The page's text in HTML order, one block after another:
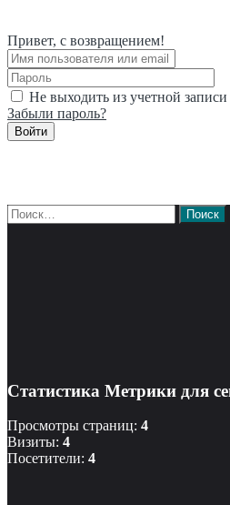
Привет, с возвращением!
Не выходить из учетной записи
Забыли пароль?
Войти
Найти:
Статистика Метрики для
Просмотры страниц: 4
Визиты: 4
Посетители: 4